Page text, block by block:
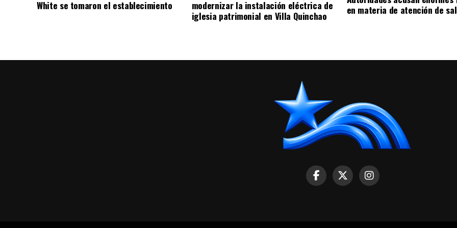
White se tomaron el establecimiento
modernizar la instalación eléctrica de
iglesia patrimonial en Villa Quinchao
en materia de atención de